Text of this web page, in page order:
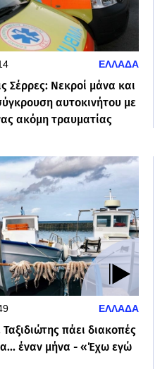
ΕΛΛΑΔΑ
Σέρρες: Νεκροί μάνα και
αυτοκινήτου με
ακόμη τραυματίας
ΕΛΛΑΔΑ
πάει διακοπές
έναν μήνα - «Έχω εγώ